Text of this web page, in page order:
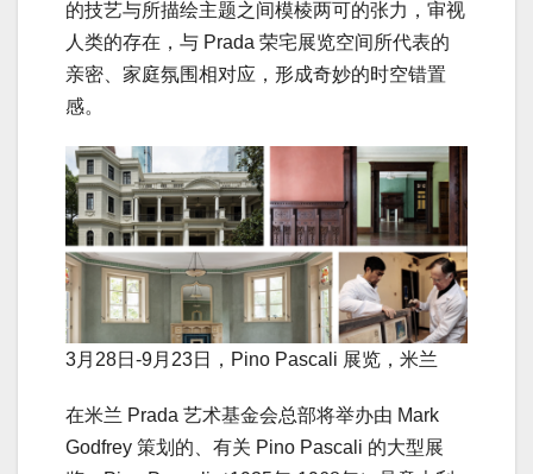
的技艺与所描绘主题之间模棱两可的张力，审视
人类的存在，与 Prada 荣宅展览空间所代表的
亲密、家庭氛围相对应，形成奇妙的时空错置
感。
3月28日-9月23日，Pino Pascali 展览，米兰
在米兰 Prada 艺术基金会总部将举办由 Mark
Godfrey 策划的、有关 Pino Pascali 的大型展